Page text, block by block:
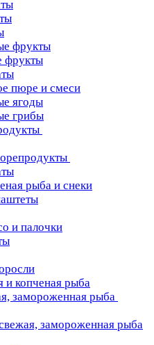
фрукты
фрукты
пюре и смеси
ягоды
грибы
рыба и снеки
и палочки
и копченая рыба
замороженная рыба
замороженная рыба